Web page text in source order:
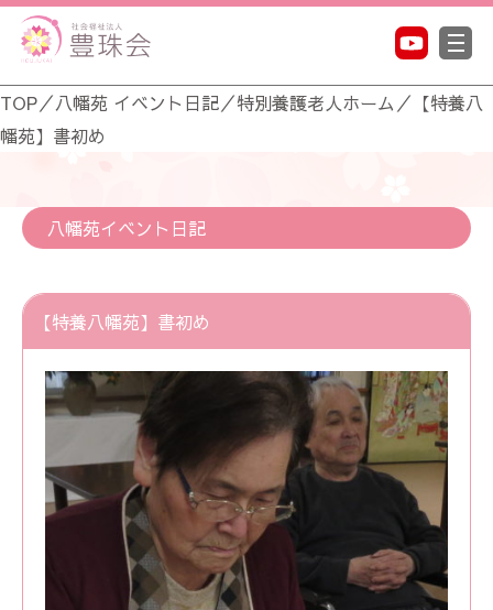
TOP／八幡苑 イベント日記／特別養護老人ホーム ／ 【特養八
幡苑】書初め
八幡苑イベント日記
【特養八幡苑】書初め